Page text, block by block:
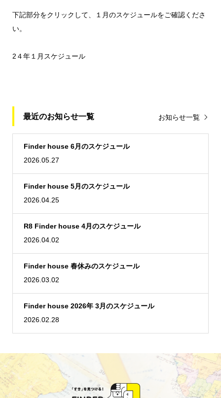
下記部分をクリックして、１月のスケジュールをご確認くださ
い。
2４年１月スケジュール
最近のお知らせ一覧 お知らせ一覧
Finder house 6月のスケジュール
2026.05.27
Finder house 5月のスケジュール
2026.04.25
R8 Finder house 4月のスケジュール
2026.04.02
Finder house 春休みのスケジュール
2026.03.02
Finder house 2026年 3月のスケジュール
2026.02.28